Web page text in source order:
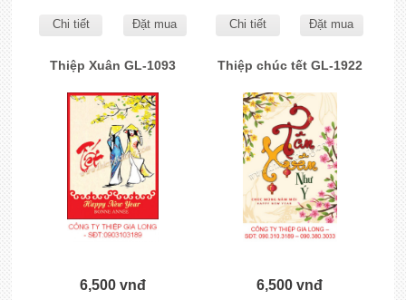
Chi tiết Đặt mua Chi tiết Đặt mua
Thiệp Xuân GL-1093
6,500 vnđ
Thiệp chúc tết GL-1922
6,500 vnđ